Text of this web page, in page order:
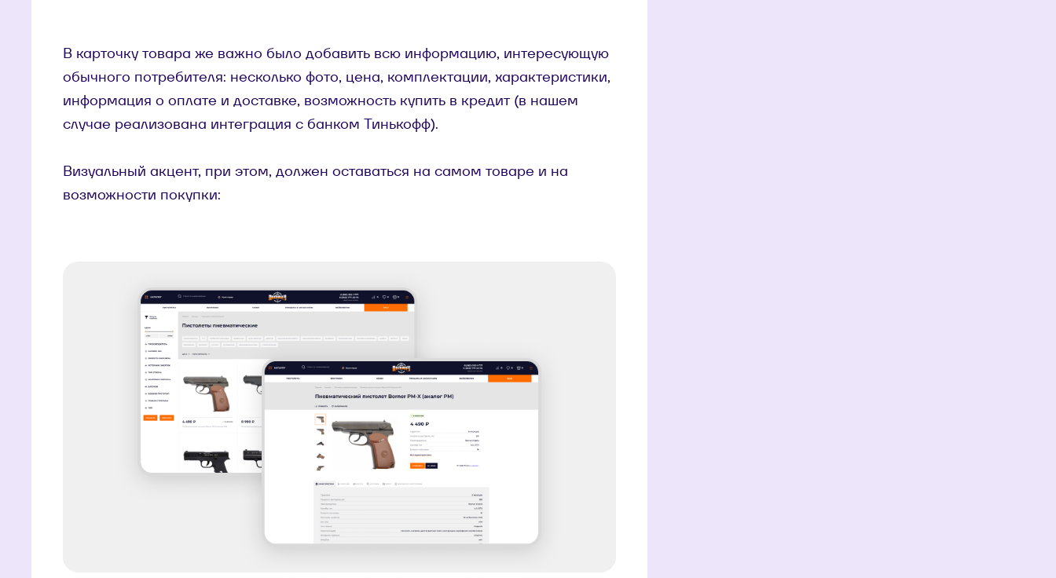
В карточку товара же важно было добавить всю информацию, интересующую
обычного потребителя: несколько фото, цена, комплектации, характеристики,
информация о оплате и доставке, возможность купить в кредит (в нашем
случае реализована интеграция с банком Тинькофф).
Визуальный акцент, при этом, должен оставаться на самом товаре и на
возможности покупки: